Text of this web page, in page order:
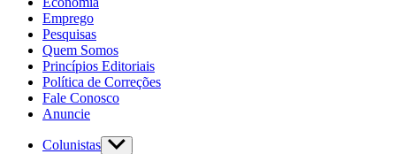
Emprego
Pesquisas
Quem Somos
Princípios Editoriais
Política de Correções
Fale Conosco
Anuncie
Colunistas